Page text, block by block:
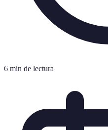
6 min de lectura